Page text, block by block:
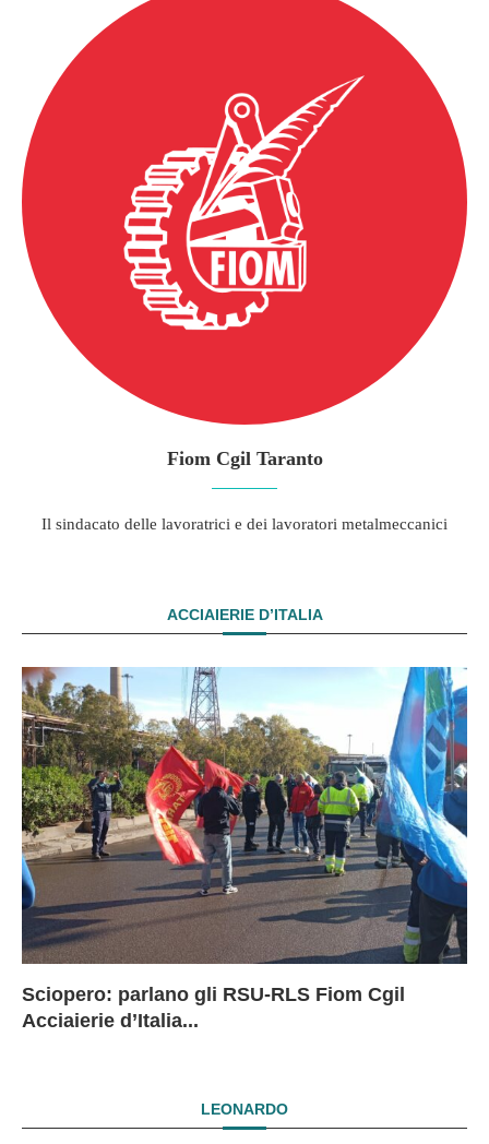
Fiom Cgil Taranto
Il sindacato delle lavoratrici e dei lavoratori metalmeccanici
ACCIAIERIE D’ITALIA
Sciopero: parlano gli RSU-RLS Fiom Cgil
Acciaierie d’Italia...
LEONARDO